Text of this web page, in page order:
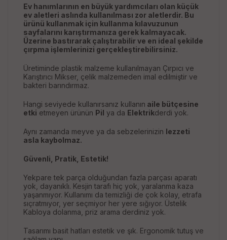
Ev hanımlarının en büyük yardımcıları olan küçük
ev aletleri aslında kullanılması zor aletlerdir. Bu
ürünü kullanmak için kullanma kılavuzunun
sayfalarını karıştırmanıza gerek kalmayacak.
Üzerine bastırarak çalıştırabilir ve en ideal şekilde
çırpma işlemlerinizi gerçekleştirebilirsiniz.
Üretiminde plastik malzeme kullanılmayan Çırpıcı ve
Karıştırıcı Mikser, çelik malzemeden imal edilmiştir ve
bakteri barındırmaz.
Hangi seviyede kullanırsanız kullanın aile bütçesine
etki etmeyen ürünün Pil ya da Elektrikderdi yok.
Aynı zamanda meyve ya da sebzelerinizin lezzeti
asla kaybolmaz.
Güvenli, Pratik, Estetik!
Yekpare tek parça olduğundan fazla parçası aparatı
yok, dayanıklı. Kesjin tarafı hiç yok, yaralanma kaza
yaşanmıyor. Kullanımı da temizliği de çok kolay, etrafa
sıçratmıyor, yer seçmiyor her yere sığıyor. Üstelik
Kabloya dolanma, priz arama derdiniz yok.
Tasarımı basit hatları estetik ve şık. Ergonomik tutuş ve